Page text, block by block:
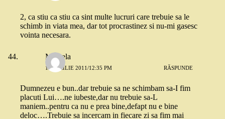
2, ca stiu ca stiu ca sint multe lucruri care trebuie sa le
schimb in viata mea, dar tot procrastinez si nu-mi gasesc
vointa necesara.
Mihaela
10 APRILIE 2011/12:35 PM RĂSPUNDE
Dumnezeu e bun..dar trebuie sa ne schimbam sa-I fim
placuti Lui….ne iubeste,dar nu trebuie sa-L
maniem..pentru ca nu e prea bine,defapt nu e bine
deloc….Trebuie sa incercam in fiecare zi sa fim mai